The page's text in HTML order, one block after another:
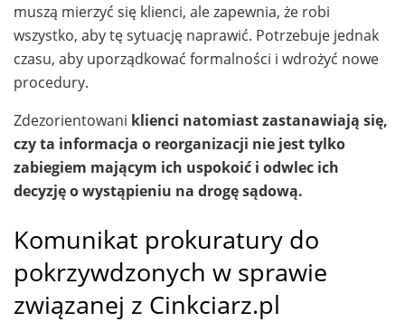
muszą mierzyć się klienci, ale zapewnia, że robi
wszystko, aby tę sytuację naprawić. Potrzebuje jednak
czasu, aby uporządkować formalności i wdrożyć nowe
procedury.
Zdezorientowani klienci natomiast zastanawiają się,
czy ta informacja o reorganizacji nie jest tylko
zabiegiem mającym ich uspokoić i odwlec ich
decyzję o wystąpieniu na drogę sądową.
Komunikat prokuratury do
pokrzywdzonych w sprawie
związanej z Cinkciarz.pl